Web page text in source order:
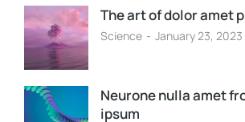
The art of dolor amet
Science January 23, 2023
Neurone nulla amet
ipsum